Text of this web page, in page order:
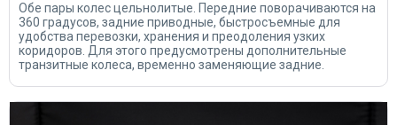
Обе пары колес цельнолитые. Передние поворачиваются на
360 градусов, задние приводные, быстросъемные для
удобства перевозки, хранения и преодоления узких
коридоров. Для этого предусмотрены дополнительные
транзитные колеса, временно заменяющие задние.